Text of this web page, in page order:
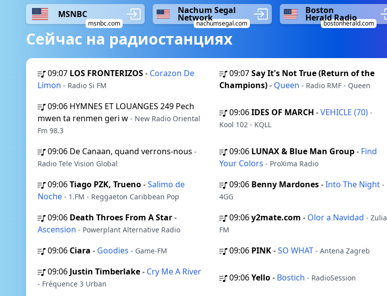
MSNBC
msnbc.com
Nachum Segal
Network
nachumsegal.com
Boston
Herald Radio
bostonherald.com
Сейчас на радиостанциях
09:07 LOS FRONTERIZOS- Corazon De
Limon - Radio Si FM
09:07Say It's Not True (Return of the
Champions)- Queen - Radio RMF - Queen
09:06 HYMNES ET LOUANGES 249 Pech
mwen ta renmen geri w - New Radio Oriental
Fm 98.3
09:06IDES OF MARCH -VEHICLE (70) -
Kool 102 - KQLL
09:06 De Canaan, quand verrons-nous -
Radio Tele Vision Global
09:06 LUNAX & Blue Man Group- Find
Your Colors - ProXima Radio
09:06Tiago PZK, Trueno-Salimo de
Noche - 1.FM - Reggaeton Caribbean Pop
09:06 Benny Mardones-Into The Night -
4GG
09:06 Death Throes From A Star-
Ascension - Powerplant Alternative Radio
09:06y2mate.com - Olor a Navidad - Zulia
FM
09:06 Ciara - Goodies - Game-FM 09:06 PINK-SO WHAT - Antena Zagreb
09:06 Justin Timberlake- Cry Me A River
- Fréquence 3 Urban
09:06Yello- Bostich - RadioSession